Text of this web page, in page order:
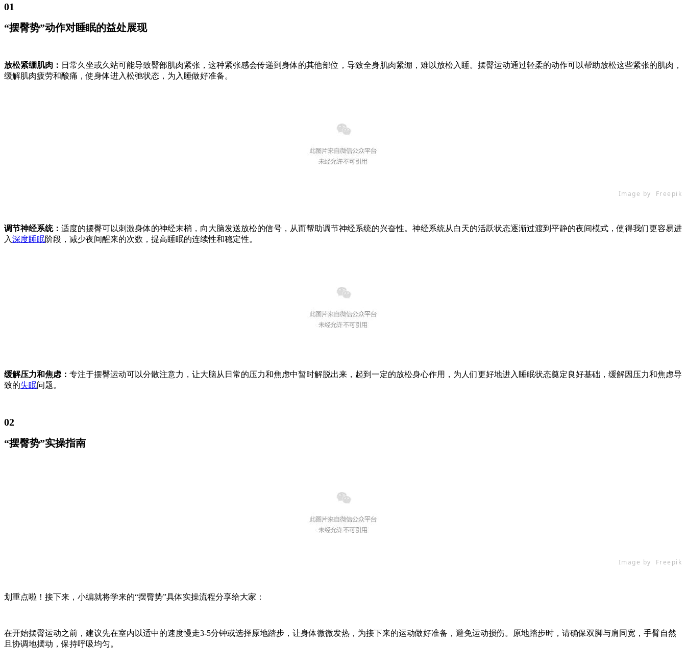
01
“摆臀势”动作对睡眠的益处展现
放松紧绷肌肉： 日常久坐或久站可能导致臀部肌肉紧张，这种紧张感会传递到身体的其他部位，导致全身肌肉紧绷，难以放松入睡。摆臀运动通过轻柔的动作可以帮助放松这些紧张的肌肉，
缓解肌肉疲劳和酸痛，使身体进入松弛状态，为入睡做好准备。
Image by Freepik
调节神经系统： 适度的摆臀可以刺激身体的神经末梢，向大脑发送放松的信号，从而帮助调节神经系统的兴奋性。神经系统从白天的活跃状态逐渐过渡到平静的夜间模式，使得我们更容易进
入深度睡眠阶段，减少夜间醒来的次数，提高睡眠的连续性和稳定性。
缓解压力和焦虑： 专注于摆臀运动可以分散注意力，让大脑从日常的压力和焦虑中暂时解脱出来，起到一定的放松身心作用，为人们更好地进入睡眠状态奠定良好基础，缓解因压力和焦虑导
致的失眠问题。
02
“摆臀势”实操指南
Image by Freepik
划重点啦！接下来，小编就将学来的“摆臀势”具体实操流程分享给大家：
在开始摆臀运动之前，建议先在室内以适中的速度慢走3-5分钟或选择原地踏步，让身体微微发热，为接下来的运动做好准备，避免运动损伤。原地踏步时，请确保双脚与肩同宽，手臂自然
且协调地摆动，保持呼吸均匀。